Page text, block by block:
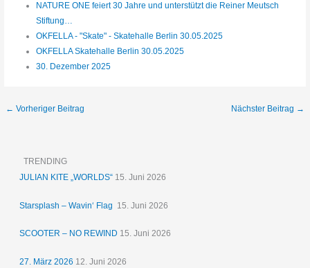
NATURE ONE feiert 30 Jahre und unterstützt die Reiner Meutsch
Stiftung…
OKFELLA - "Skate" - Skatehalle Berlin 30.05.2025
OKFELLA Skatehalle Berlin 30.05.2025
30. Dezember 2025
← Vorheriger Beitrag Nächster Beitrag →
TRENDING
JULIAN KITE „WORLDS“ 15. Juni 2026
Starsplash – Wavin‘ Flag 15. Juni 2026
SCOOTER – NO REWIND 15. Juni 2026
27. März 2026 12. Juni 2026